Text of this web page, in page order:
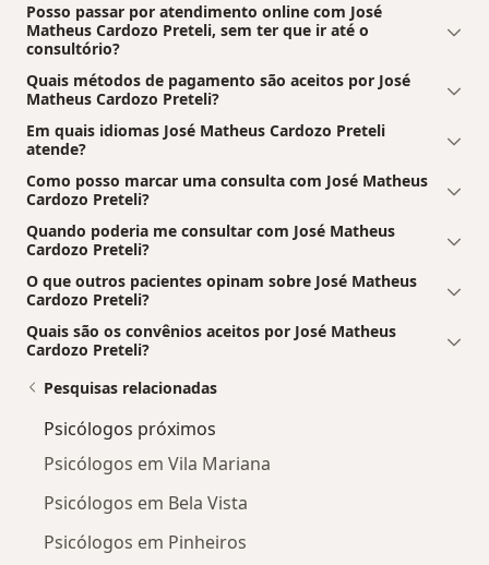
Posso passar por atendimento online com José
Matheus Cardozo Preteli, sem ter que ir até o
consultório?
Quais métodos de pagamento são aceitos por José
Matheus Cardozo Preteli?
Em quais idiomas José Matheus Cardozo Preteli
atende?
Como posso marcar uma consulta com José Matheus
Cardozo Preteli?
Quando poderia me consultar com José Matheus
Cardozo Preteli?
O que outros pacientes opinam sobre José Matheus
Cardozo Preteli?
Quais são os convênios aceitos por José Matheus
Cardozo Preteli?
Pesquisas relacionadas
Psicólogos próximos
Psicólogos em Vila Mariana
Psicólogos em Bela Vista
Psicólogos em Pinheiros